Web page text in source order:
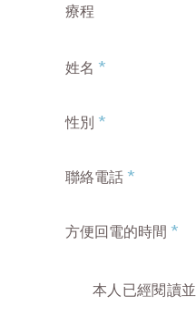
療程
姓名 *
性別 *
聯絡電話 *
方便回電的時間 *
本人已經閱讀